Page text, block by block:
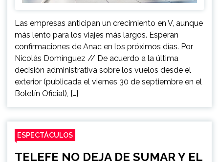
Las empresas anticipan un crecimiento en V, aunque
más lento para los viajes más largos. Esperan
confirmaciones de Anac en los próximos días. Por
Nicolás Domínguez // De acuerdo a la última
decisión administrativa sobre los vuelos desde el
exterior (publicada el viernes 30 de septiembre en el
Boletín Oficial), […]
ESPECTÁCULOS
TELEFE NO DEJA DE SUMAR Y EL